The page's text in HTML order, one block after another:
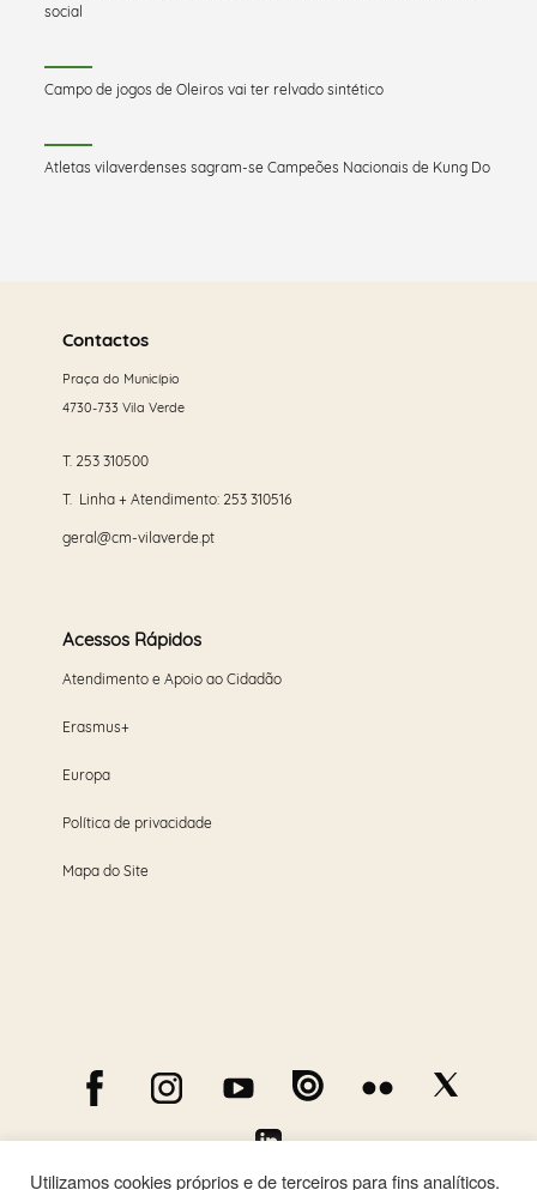
social
Campo de jogos de Oleiros vai ter relvado sintético
Atletas vilaverdenses sagram-se Campeões Nacionais de Kung Do
maisContactos
Praça do Município
4730-733 Vila Verde
T. 253 310500
T. Linha + Atendimento: 253 310516
geral@cm-vilaverde.pt
Acessos Rápidos
Atendimento e Apoio ao Cidadão
Erasmus+
Europa
Política de privacidade
Mapa do Site
Utilizamos cookies próprios e de terceiros para fins analíticos.